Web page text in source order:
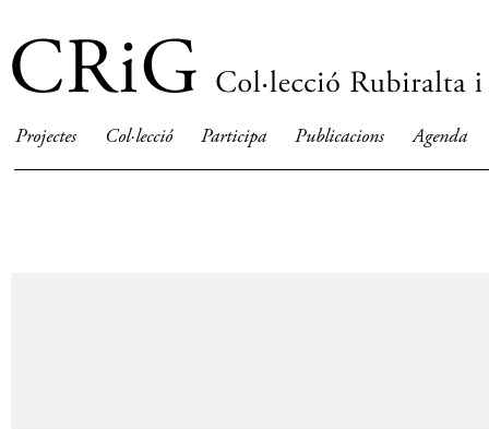
Projectes Col·lecció Participa Publicacions Agenda